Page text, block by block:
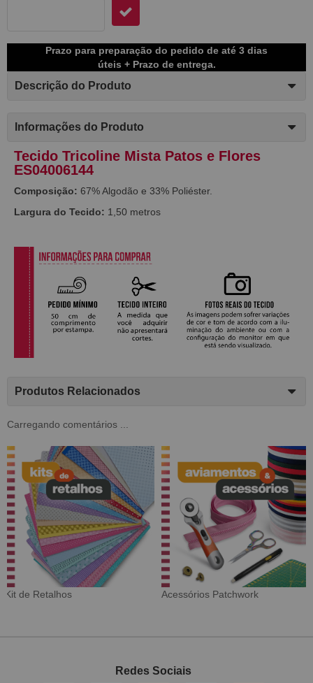
Prazo para preparação do pedido de até 3 dias
úteis + Prazo de entrega.
Descrição do Produto
Informações do Produto
Tecido Tricoline Mista Patos e Flores
ES04006144
Composição: 67% Algodão e 33% Poliéster.
Largura do Tecido: 1,50 metros
Produtos Relacionados
Carregando comentários ...
Tecido Digital Sarja Impermeável
Redes Sociais